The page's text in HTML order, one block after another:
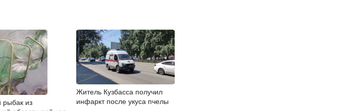
рыбак из
Житель Кузбасса получил
инфаркт после укуса пчелы